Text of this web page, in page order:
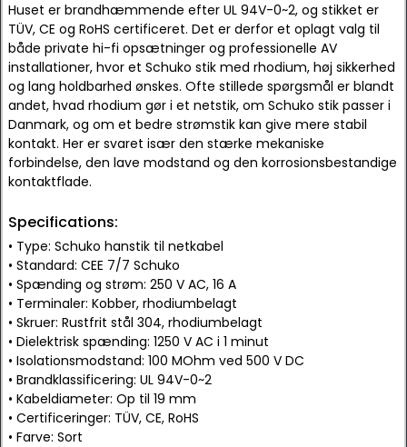
Huset er brandhæmmende efter UL 94V-0~2, og stikket er
TÜV, CE og RoHS certificeret. Det er derfor et oplagt valg til
både private hi-fi opsætninger og professionelle AV
installationer, hvor et Schuko stik med rhodium, høj sikkerhed
og lang holdbarhed ønskes. Ofte stillede spørgsmål er blandt
andet, hvad rhodium gør i et netstik, om Schuko stik passer i
Danmark, og om et bedre strømstik kan give mere stabil
kontakt. Her er svaret især den stærke mekaniske
forbindelse, den lave modstand og den korrosionsbestandige
kontaktflade.
Specifications:
• Type: Schuko hanstik til netkabel
• Standard: CEE 7/7 Schuko
• Spænding og strøm: 250 V AC, 16 A
• Terminaler: Kobber, rhodiumbelagt
• Skruer: Rustfrit stål 304, rhodiumbelagt
• Dielektrisk spænding: 1250 V AC i 1 minut
• Isolationsmodstand: 100 MOhm ved 500 V DC
• Brandklassificering: UL 94V-0~2
• Kabeldiameter: Op til 19 mm
• Certificeringer: TÜV, CE, RoHS
• Farve: Sort